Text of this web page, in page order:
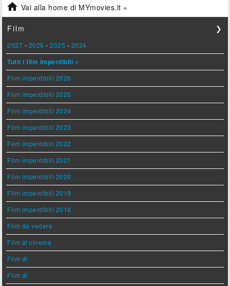
 Vai alla home di MYmovies.it »
Film ❯
2027 - 2026 -2025 - 2024
Tutti i film imperdibili »
Film imperdibili 2026
Film imperdibili 2025
Film imperdibili 2024
Film imperdibili 2023
Film imperdibili 2022
Film imperdibili 2021
Film imperdibili 2020
Film imperdibili 2019
Film imperdibili 2018
Film da vedere
Film al cinema
Film di
Film di